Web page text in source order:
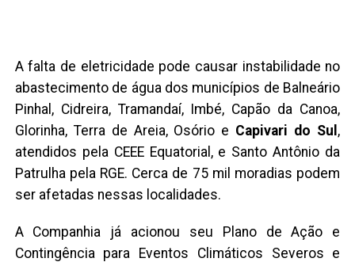
A falta de eletricidade pode causar instabilidade no
abastecimento de água dos municípios de Balneário
Pinhal, Cidreira, Tramandaí, Imbé, Capão da Canoa,
Glorinha, Terra de Areia, Osório e Capivari do Sul ,
atendidos pela CEEE Equatorial, e Santo Antônio da
Patrulha pela RGE. Cerca de 75 mil moradias podem
ser afetadas nessas localidades.
A Companhia já acionou seu Plano de Ação e
Contingência para Eventos Climáticos Severos e